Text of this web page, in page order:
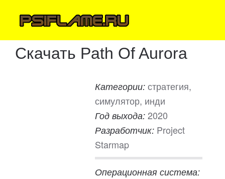
Скачать Path Of Aurora
Категории: стратегия,
симулятор, инди
Год выхода: 2020
Разработчик: Project
Starmap
Операционная система: